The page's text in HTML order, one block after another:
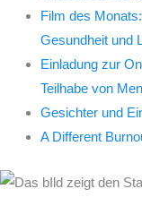
Film des
Gesundheit und
Einladung zur
Teilhabe von
Gesichter und
A Different